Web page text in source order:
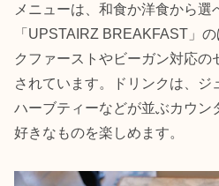
メニューは、和食か洋食から選
「UPSTAIRZ BREAKFAST」
クファーストやビーガン対応
されています。ドリンクは、ジ
ハーブティーなどが並ぶカウン
好きなものを楽しめます。